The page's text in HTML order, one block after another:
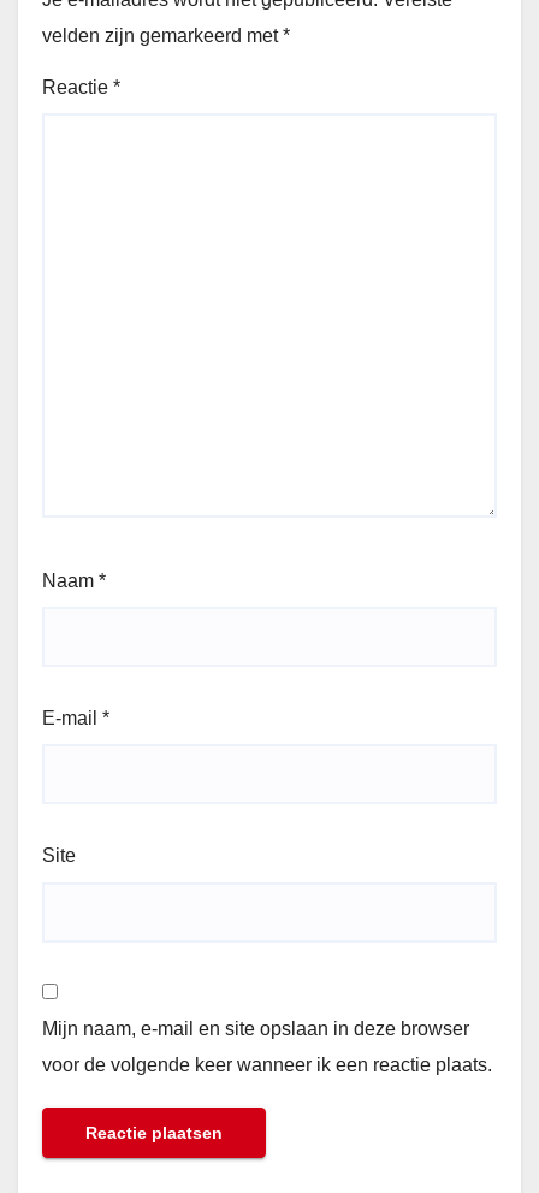
velden zijn gemarkeerd met*
Reactie *
Naam *
E-mail *
Site
Mijn naam, e-mail en site opslaan in deze browser
voor de volgende keer wanneer ik een reactie plaats.